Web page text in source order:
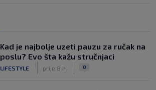
Kad je najbolje uzeti pauzu za ručak na
poslu? Evo šta kažu stručnjaci
LIFESTYLE prije 8 h 0